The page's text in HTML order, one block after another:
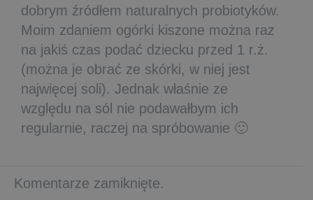
dobrym źródłem naturalnych probiotyków.
Moim zdaniem ogórki kiszone można raz
na jakiś czas podać dziecku przed 1 r.ż.
(można je obrać ze skórki, w niej jest
najwięcej soli). Jednak właśnie ze
względu na sól nie podawałbym ich
regularnie, raczej na spróbowanie 🙂
Komentarze zamiknięte.